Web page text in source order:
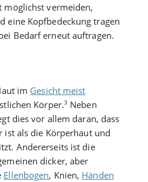
möglichst vermeiden,
eine Kopfbedeckung tragen
Bedarf erneut auftragen.
im Gesicht meist
Körper.3 Neben
dies vor allem daran, dass
ist als die Körperhaut und
Andererseits ist die
dicker, aber
Ellenbogen, Knien, Händen